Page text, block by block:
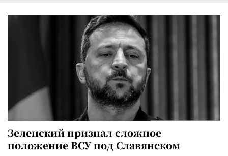
Зеленский признал сложное
положение ВСУ под Славянском